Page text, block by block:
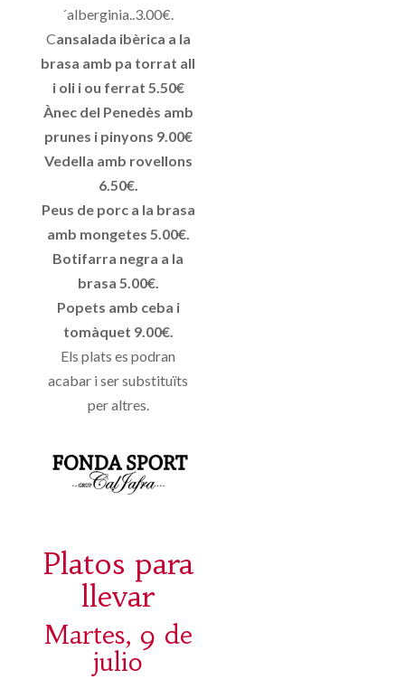
´alberginia..3.00€.
Cansalada ibèrica a la
brasa amb pa torrat all
i oli i ou ferrat 5.50€
Ànec del Penedès amb
prunes i pinyons 9.00€
Vedella amb rovellons
6.50€.
Peus de porc a la brasa
amb mongetes 5.00€.
Botifarra negra a la
brasa 5.00€.
Popets amb ceba i
tomàquet 9.00€.
Els plats es podran
acabar i ser substituïts
per altres.
Platos para
llevar
Martes, 9 de
julio